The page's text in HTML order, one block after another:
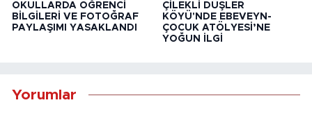
OKULLARDA ÖĞRENCİ
BİLGİLERİ VE FOTOĞRAF
PAYLAŞIMI YASAKLANDI
ÇİLEKLİ DÜŞLER
KÖYÜ'NDE EBEVEYN-
ÇOCUK ATÖLYESİ’NE
YOĞUN İLGİ
Yorumlar